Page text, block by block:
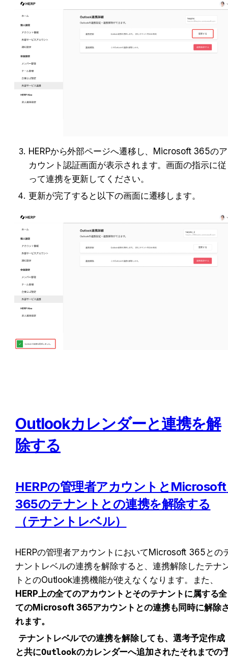
HERPから外部ページへ遷移し、Microsoft 365のア
カウント認証画面が表示されます。画面の指示に従
って連携を更新してください。
更新が完了すると以下の画面に遷移します。
Outlookカレンダーと連携を解
除する
HERPの管理者アカウントとMicrosoft
365のテナントとの連携を解除する
（テナントレベル）
HERPの管理者アカウントにおいてMicrosoft 365との
ナントレベルの連携を解除すると、連携解除したテナ
トとのOutlook連携機能が使えなくなります。また、
HERP上の全てのアカウントとそのテナントに属する全
てのMicrosoft 365アカウントとの連携も同時に解除
れます。
テナントレベルでの連携を解除しても、選考予定作成
と共にOutlookのカレンダーへ追加されたそれまでの